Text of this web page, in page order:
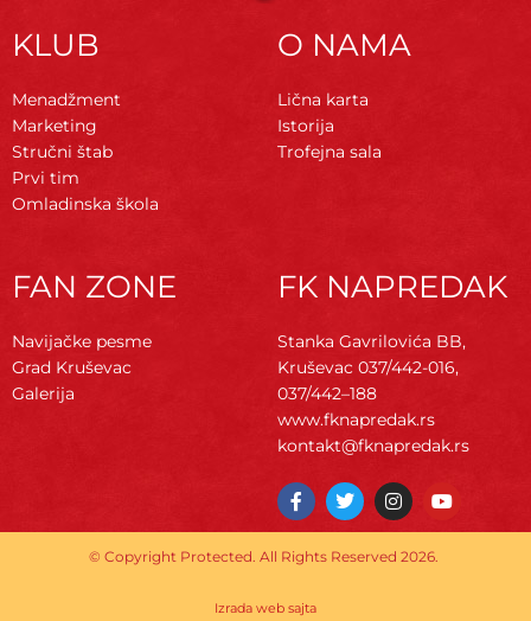
KLUB
Menadžment
Marketing
Stručni štab
Prvi tim
Omladinska škola
O NAMA
Lična karta
Istorija
Trofejna sala
FAN ZONE
Navijačke pesme
Grad Kruševac
Galerija
FK NAPREDAK
Stanka Gavrilovića BB,
Kruševac 037/442-016,
037/442–188
www.fknapredak.rs
kontakt@fknapredak.rs
F
a
c
b
o
T
w
i
t
I
n
s
t
a
Y
o
u
© Copyright Protected. All Rights Reserved 2026.
Izrada web sajta